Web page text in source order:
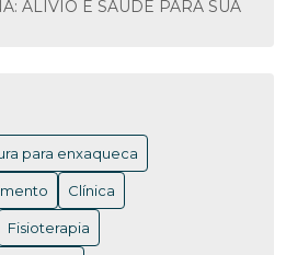
DORES
PROFISSIONAIS
para enxaqueca
Clínica
Fisioterapia